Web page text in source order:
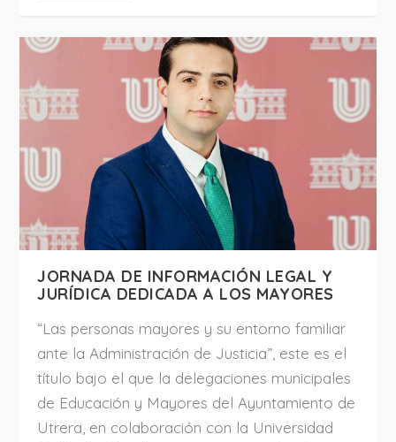
JORNADA DE INFORMACIÓN LEGAL Y
JURÍDICA DEDICADA A LOS MAYORES
“Las personas mayores y su entorno familiar
ante la Administración de Justicia”, este es el
título bajo el que la delegaciones municipales
de Educación y Mayores del Ayuntamiento de
Utrera, en colaboración con la Universidad